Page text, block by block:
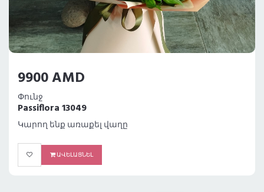
9900 AMD
Փունջ
Passiflora 13049
Կարող ենք առաքել վաղը
ԱՎԵԼԱՑՆԵԼ